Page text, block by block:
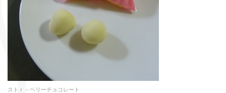
ストｒ－ベリーチョコレート